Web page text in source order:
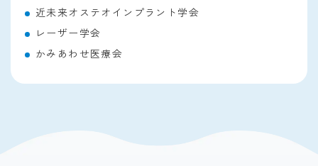
近未来オステオインプラント学会
レーザー学会
かみあわせ医療会